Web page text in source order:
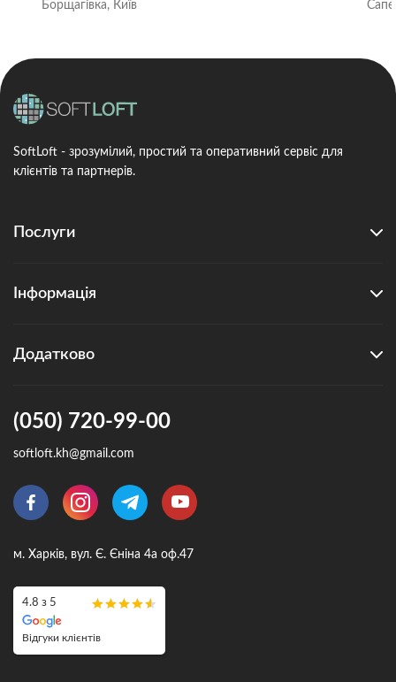
Борщагівка, Київ
SoftLoft - зрозумілий, простий та оперативний сервіс для
клієнтів та партнерів.
Послуги
Інформація
Додатково
(050) 720-99-00
softloft.kh@gmail.com
м. Харків, вул. Є. Єніна 4а оф.47
4.8 з 5
Відгуки клієнтів